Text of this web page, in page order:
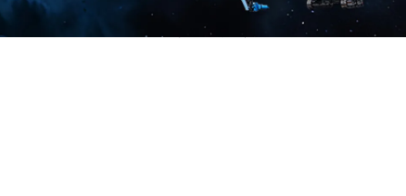
保有車両・重機・アタッチメント紹介、技術者紹介を更新しました。